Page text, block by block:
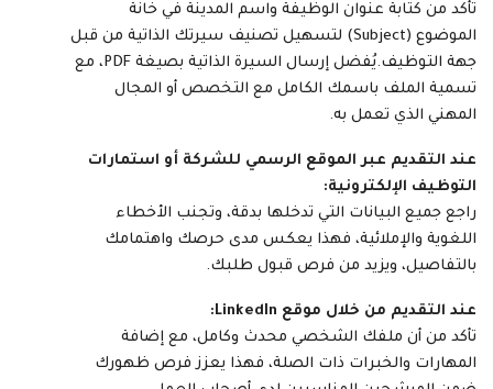
تأكد من كتابة عنوان الوظيفة واسم المدينة في خانة
الموضوع (Subject) لتسهيل تصنيف سيرتك الذاتية من قبل
جهة التوظيف.يُفضل إرسال السيرة الذاتية بصيغة PDF، مع
تسمية الملف باسمك الكامل مع التخصص أو المجال
المهني الذي تعمل به.
عند التقديم عبر الموقع الرسمي للشركة أو استمارات
التوظيف الإلكترونية:
راجع جميع البيانات التي تدخلها بدقة، وتجنب الأخطاء
اللغوية والإملائية، فهذا يعكس مدى حرصك واهتمامك
بالتفاصيل، ويزيد من فرص قبول طلبك.
عند التقديم من خلال موقع LinkedIn:
تأكد من أن ملفك الشخصي محدث وكامل، مع إضافة
المهارات والخبرات ذات الصلة، فهذا يعزز فرص ظهورك